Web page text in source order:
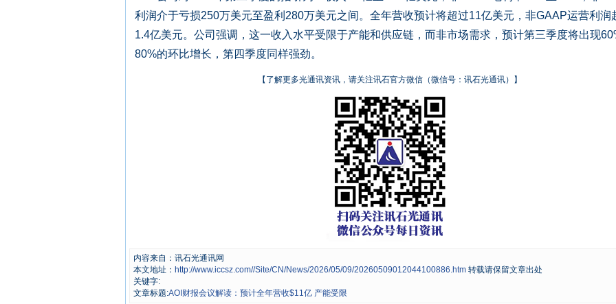
利润介于亏损250万美元至盈利280万美元之间。全年营收预计将超过11亿美元，非GAAP运营利润
1.4亿美元。公司强调，这一收入水平受限于产能和供应链，而非市场需求，预计第三季度将出现
80%的环比增长，第四季度同样强劲。
【了解更多光通讯资讯，请关注讯石官方微信（微信号：讯石光通讯）】
内容来自：讯石光通讯网
本文地址： http://www.iccsz.com//Site/CN/News/2026/05/09/20260509012044100886.htm 转载请保留文章出处
关键字:
文章标题:AOI财报会议解读：预计全年营收$11亿 产能受限